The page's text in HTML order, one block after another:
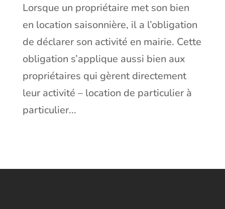
Lorsque un propriétaire met son bien
en location saisonnière, il a l’obligation
de déclarer son activité en mairie. Cette
obligation s’applique aussi bien aux
propriétaires qui gèrent directement
leur activité – location de particulier à
particulier...